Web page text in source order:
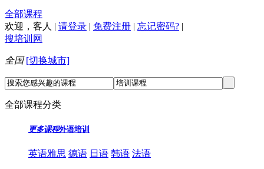
全部课程
欢迎， 客人 | 请登录 | 免费注册 | 忘记密码? |
搜培训网
全国 [切换城市]
全部课程分类
更多课程外语培训
英语雅思 德语 日语 韩语 法语